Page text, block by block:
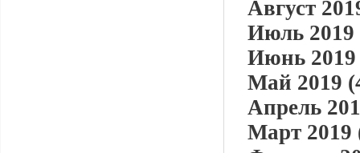
Август
Июль 2019
Июнь 2019
Май 2019
Апрель
Март 2019